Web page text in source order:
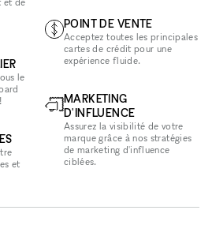
le
et
POINT DE VENTE
Acceptez toutes les principales
cartes de crédit pour une
expérience fluide.
MARKETING
D'INFLUENCE
Assurez la visibilité de votre
marque grâce à nos stratégies
de marketing d'influence
ciblées.